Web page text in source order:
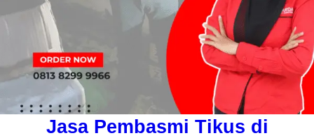
Jasa Pembasmi Tikus di